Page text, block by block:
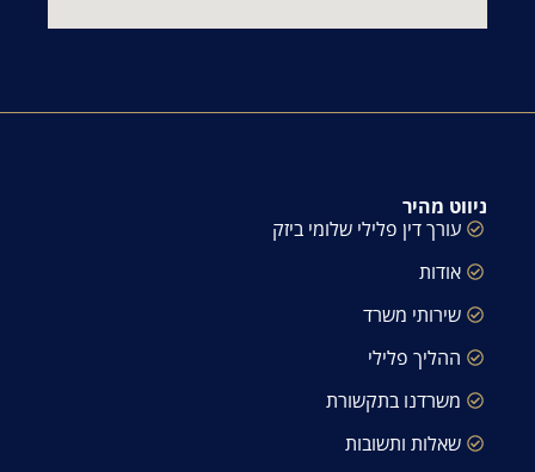
ניווט מהיר
עורך דין פלילי שלומי ביזק
אודות
שירותי משרד
ההליך פלילי
משרדנו בתקשורת
שאלות ותשובות